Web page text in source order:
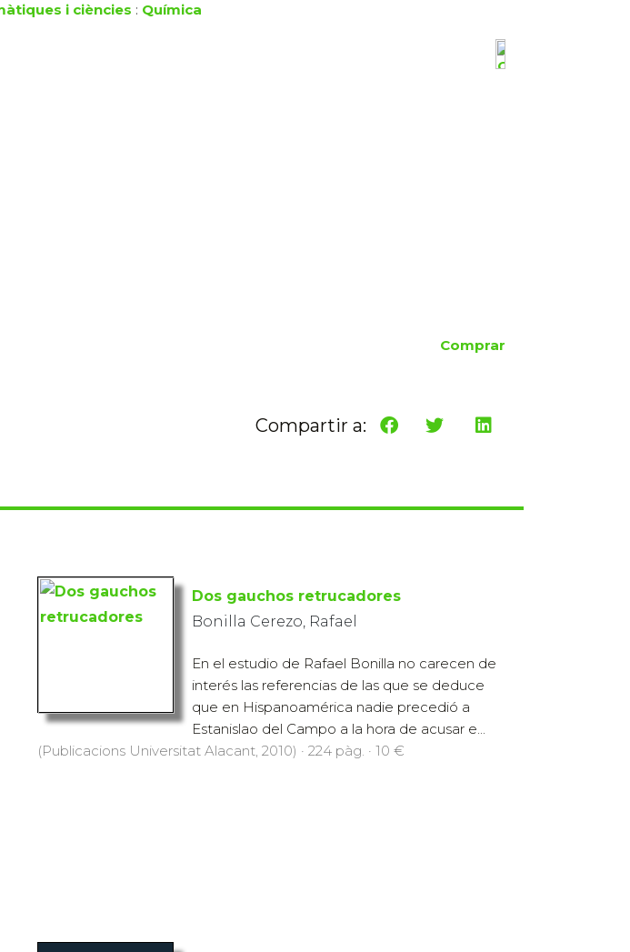
i ciències : Química
Comprar
Compartir a:
Dos gauchos retrucadores
Bonilla Cerezo, Rafael
En el estudio de Rafael Bonilla no carecen de
interés las referencias de las que se deduce
que en Hispanoamérica nadie precedió a
Estanislao del Campo a la hora de acusar e...
(Publicacions Universitat Alacant, 2010) · 224 pàg. · 10 €